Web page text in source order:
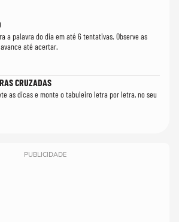
a palavra do dia em até 6 tentativas. Observe as
até acertar.
CRUZADAS
as dicas e monte o tabuleiro letra por letra, no seu
PUBLICIDADE